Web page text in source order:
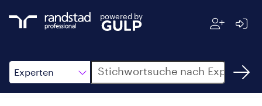
powered by
Experten
Suche